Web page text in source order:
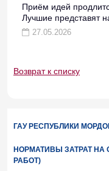
ГАУ РЕСПУБЛИКИ
НОРМАТИВЫ ЗАТРАТ НА
РАБОТ)
Приём идей
Лучшие представят
27.05.2026
Возврат к списку